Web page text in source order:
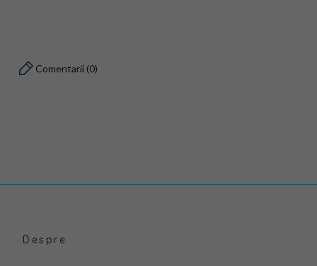
Comentarii (0)
Despre